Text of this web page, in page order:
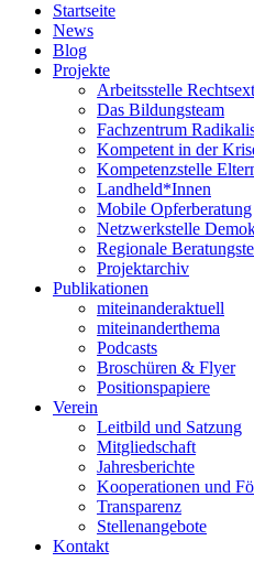
Startseite
News
Blog
Projekte
Arbeitsstelle
Das Bildungsteam
Fachzentrum
Kompetent in der
Kompetenzstelle
Landheld*Innen
Mobile Opferberatung
Netzwerkstelle
Regionale
Projektarchiv
Publikationen
miteinanderaktuell
miteinanderthema
Podcasts
Broschüren & Flyer
Positionspapiere
Verein
Leitbild und Satzung
Mitgliedschaft
Jahresberichte
Kooperationen und
Transparenz
Stellenangebote
Kontakt